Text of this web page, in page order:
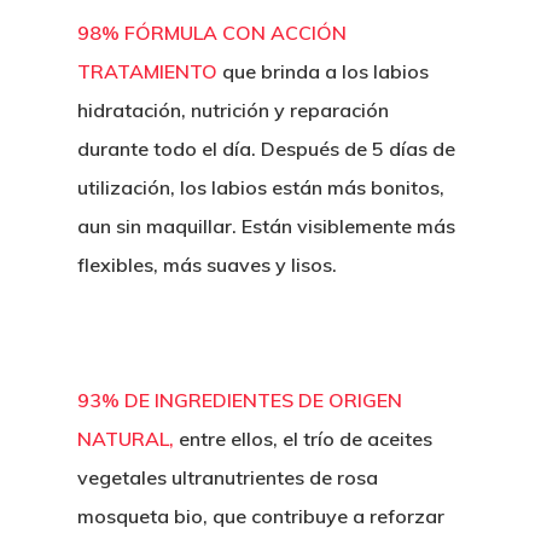
98% FÓRMULA CON ACCIÓN
TRATAMIENTO que brinda a los labios
hidratación, nutrición y reparación
durante todo el día. Después de 5 días de
utilización, los labios están más bonitos,
aun sin maquillar. Están visiblemente más
flexibles, más suaves y lisos.
93% DE INGREDIENTES DE ORIGEN
NATURAL, entre ellos, el trío de aceites
vegetales ultranutrientes de rosa
mosqueta bio, que contribuye a reforzar